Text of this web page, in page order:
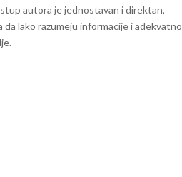
autora je jednostavan i direktan,
da lako razumeju informacije i adekvatno